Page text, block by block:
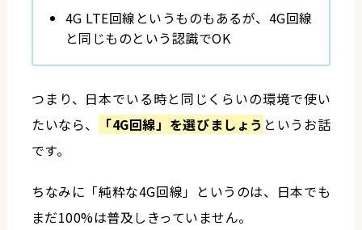
4G LTE回線というものもあるが、4G回線
と同じものという認識でOK
つまり、日本でいる時と同じくらいの環境で使い
たいなら、
「4G回線」を選びましょう というお話
です。
ちなみに「純粋な4G回線」というのは、日本でも
まだ100%は普及しきっていません。